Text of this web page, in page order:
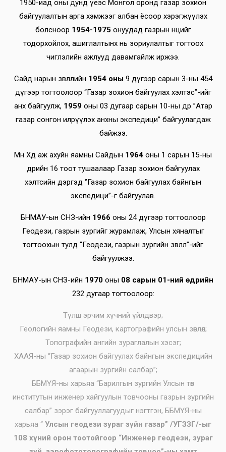
1950-иад оны дунд үеэс Монгол оронд газар зохион
байгуулалтын арга хэмжээг албан ёсоор хэрэгжүүлэх
болсноор 1954-1975 онуудад газрын нөөцийг
тодорхойлох, ашиглалтынх нь зориулалтыг тогтоох
чиглэлийн ажлууд давамгайлж иржээ.
Сайд нарын зөвлөлийн 1954 оны9 дүгээр сарын 3-ны 454
дүгээр тогтоолоор “Газар зохион байгуулах хэлтэс”-ийг
анх байгуулж, 1959оны 03 дугаар сарын 10-ны өдөр ’’Атар
газар сонгон илрүүлэх анхны экспедици’’ байгуулагдаж
байжээ.
Мөн Хөдөө аж ахуйн яамны Сайдын 1964 оны 1 сарын 15-ны
өдрийн 16 тоот тушаалаар Газар зохион байгуулах
хэлтсийн дэргэд ‘’Газар зохион байгуулах байнгын
экспедици’’-г байгуулав.
БНМАУ-ын СНЗ-ийн 1966 оны 24 дүгээр тогтоолоор
Геодези, газрын зургийг журамлаж, Улсын хяналтыг
тогтоохын тулд “Геодези, газрын зургийн зөвлөл”-ийг
байгуулжээ.
БНМАУ-ын СНЗ-ийн 1970оны 08 сарын 01-ний өдрийн
232 дугаар тогтоолоор:
Түлш эрчим хүчний үйлдвэр;
Геологийн яамны Геодези, картографийн улсын зөвлөл;
Топографийн ангийн зураглалын хэсэг;
ХААЯ-ны “Газар зохион байгуулах байнгын экспедицийн
агаарын зургийн салбар”;
ББМҮЯ-ны харьяа “Барилгын зургийн Улсын төв
институтын инженер хайгуулын товчооны газрын зургийн
салбар” зэрэг байгууллагуудыг нэгтгэн, ББМҮЯ-ны
харьяа “ Улсын геодези зураг зүйн газар” /УГЗЗГ/-ыг
108 хүний орон тоотойгоор “Инженер геодези, зураг